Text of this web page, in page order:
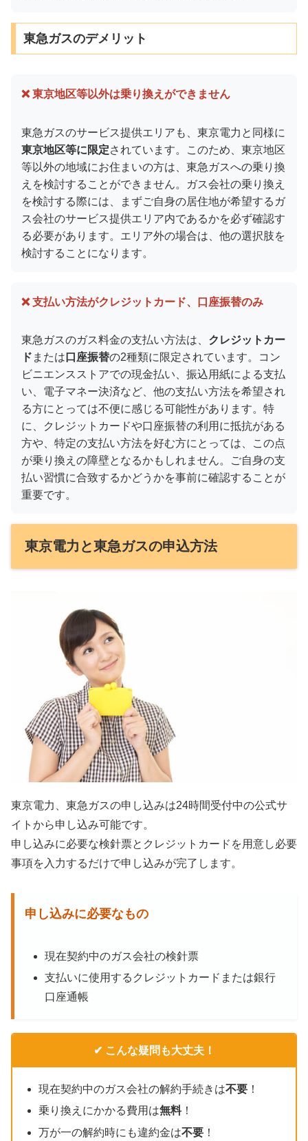
東急ガスのデメリット
❌ 東京地区等以外は乗り換えができません
東急ガスのサービス提供エリアも、東京電力と同様に
東京地区等に限定されています。このため、東京地区
等以外の地域にお住まいの方は、東急ガスへの乗り換
えを検討することができません。ガス会社の乗り換え
を検討する際には、まずご自身の居住地が希望するガ
ス会社のサービス提供エリア内であるかを必ず確認す
る必要があります。エリア外の場合は、他の選択肢を
検討することになります。
❌ 支払い方法がクレジットカード、口座振替のみ
東急ガスのガス料金の支払い方法は、 クレジットカー
ド または 口座振替の2種類に限定されています。コン
ビニエンスストアでの現金払い、振込用紙による支払
い、電子マネー決済など、他の支払い方法を希望され
る方にとっては不便に感じる可能性があります。特
に、クレジットカードや口座振替の利用に抵抗がある
方や、特定の支払い方法を好む方にとっては、この点
が乗り換えの障壁となるかもしれません。ご自身の支
払い習慣に合致するかどうかを事前に確認することが
重要です。
東京電力と東急ガスの申込方法
東京電力、東急ガスの申し込みは24時間受付中の公式サ
イトから申し込み可能です。
申し込みに必要な検針票とクレジットカードを用意し必要
事項を入力するだけで申し込みが完了します。
申し込みに必要なもの
現在契約中のガス会社の検針票
支払いに使用するクレジットカードまたは銀行
口座通帳
✔ こんな疑問も大丈夫！
現在契約中のガス会社の解約手続きは不要 ！
乗り換えにかかる費用は無料！
万が一の解約時にも違約金は不要 ！